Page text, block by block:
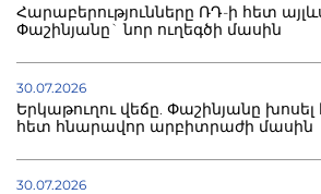
Հարաբերությունները ՌԴ-ի հետ այլևս
Փաշինյանը` նոր ուղեգծի մասին
30.07.2026
Երկաթուղու վեճը. Փաշինյանը
հետ հնարավոր արբիտրաժի մասին
30.07.2026